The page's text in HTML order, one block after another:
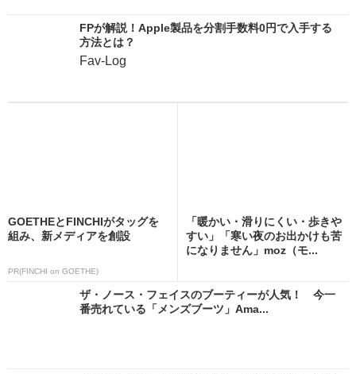
FPが解説！Apple製品を分割手数料0円で入手する
方法とは？
Fav-Log
GOETHEとFINCHIがタッグを
組み、新メディアを創設
PR(FINCHI on GOETHE)
「暖かい・滑りにくい・歩きや
すい」「寒い夜のお出かけも苦
になりません」moz（モ...
ザ・ノース・フェイスのブーティーが人気！ 今一
番売れている「メンズブーツ」Ama...